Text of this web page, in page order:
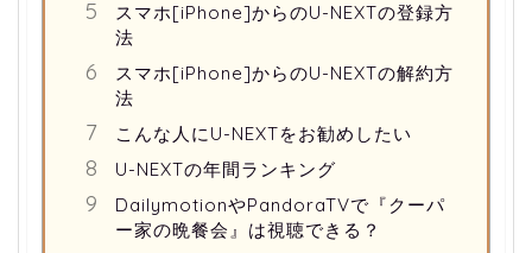
スマホ[iPhone]からのU-NEXTの登録方
法
スマホ[iPhone]からのU-NEXTの解約方
法
こんな人にU-NEXTをお勧めしたい
U-NEXTの年間ランキング
DailymotionやPandoraTVで『クーパ
ー家の晩餐会』は視聴できる？